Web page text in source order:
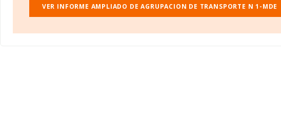
VER INFORME AMPLIADO DE AGRUPACION DE TRANSPORTE N 1-MDE